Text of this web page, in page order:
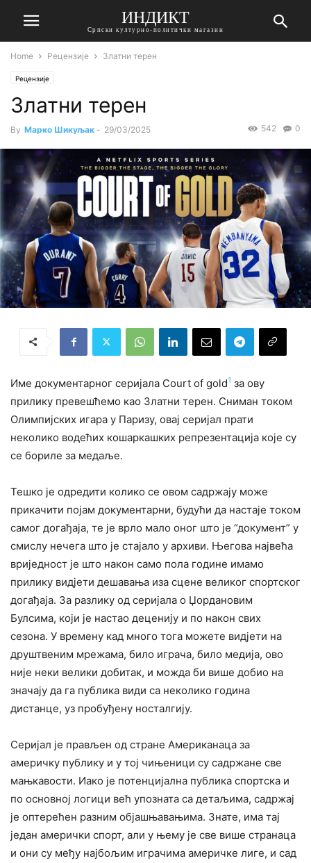
ИНДИКТ
Српски културно-политички магазин
Home Рецензије Златни терен
Рецензије
Златни терен
By Марко Шикуљак - 29/03/2025 0
542
Име документарног серијала Court of gold1 за ову
прилику превешћемо као Златни терен. Сниман током
Олимпијских игара у Паризу, овај серијал прати
неколико водећих кошаркашких репрезентација које су
се бориле за медаље.
Тешко је одредити колико се овом садржају може
прикачити појам документарни, будући да настаје током
самог догађаја, те је врло мало оног што је “документ” у
смислу нечега што је стајало у архиви. Његова највећа
вриједност је што након само пола године имамо
прилику видјети дешавања иза сцене великог спортског
догађаја. За разлику од серијала о Џордановим
Булсима, који је настао деценију и по након свих
сезона. У времену кад много тога можете видјети на
друштвеним мрежама, било играча, било медија, ово
није неки велики добитак, и можда би више добио на
значају да га публика види са неколико година
дистанце, уз пробуђену носталгију.
Серијал је прављен од стране Американаца за
америчку публику и у тој чињеници су садржане све
мањкавости. Иако је потенцијална публика спортска и
по основној логици већ упозната са детаљима, садржај
је оптерећен разним објашњавањима. Знате, има тај
један амерички спорт, али у њему је све више странаца
и они су међу најбољим играчима америчке лиге, и сад